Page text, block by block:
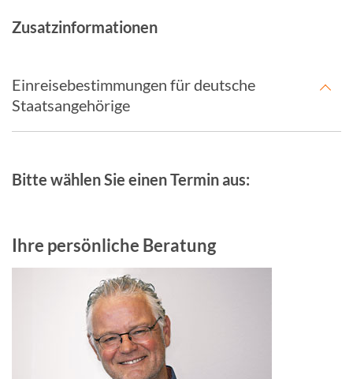
Zusatzinformationen
Einreisebestimmungen für deutsche
Staatsangehörige
Bitte wählen Sie einen Termin aus:
Ihre persönliche Beratung